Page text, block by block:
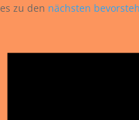
es zu den nächsten